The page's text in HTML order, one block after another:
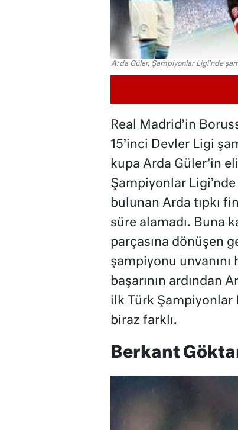
Arda Güler, Şampiyonlar Ligi'nde
Real Madrid’in
15’inci Devler Ligi
kupa Arda Güler’in
Şampiyonlar
bulunan Arda tıpkı
süre alamadı. Buna
parçasına dönüşen
şampiyonu unvanını
başarının ardından
ilk Türk Şampiyonlar
biraz farklı.
Berkant